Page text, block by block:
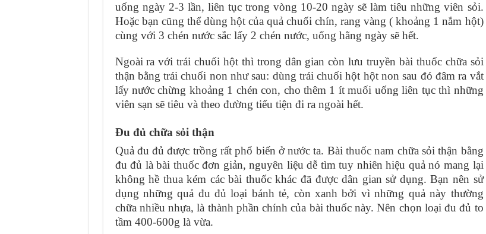
uống ngày 2-3 lần, liên tục trong vòng 10-20 ngày sẽ làm tiêu những viên sỏi.
Hoặc bạn cũng thể dùng hột của quả chuối chín, rang vàng ( khoảng 1 nắm hột)
cùng với 3 chén nước sắc lấy 2 chén nước, uống hằng ngày sẽ hết.
Ngoài ra với trái chuối hột thì trong dân gian còn lưu truyền bài thuốc chữa sỏi
thận bằng trái chuối non như sau: dùng trái chuối hột hột non sau đó đâm ra vắt
lấy nước chừng khoảng 1 chén con, cho thêm 1 ít muối uống liên tục thì những
viên sạn sẽ tiêu và theo đường tiểu tiện đi ra ngoài hết.
Đu đủ chữa sỏi thận
Quả đu đủ được trồng rất phổ biến ở nước ta. Bàithuốc nam chữa sỏi thận bằng
đu đủ là bài thuốc đơn giản, nguyên liệu dễ tìm tuy nhiên hiệu quả nó mang lại
không hề thua kém các bài thuốc khác đã được dân gian sử dụng. Bạn nên sử
dụng những quả đu đủ loại bánh tẻ, còn xanh bởi vì những quả này thường
chữa nhiều nhựa, là thành phần chính của bài thuốc này. Nên chọn loại đu đủ to
tầm 400-600g là vừa.